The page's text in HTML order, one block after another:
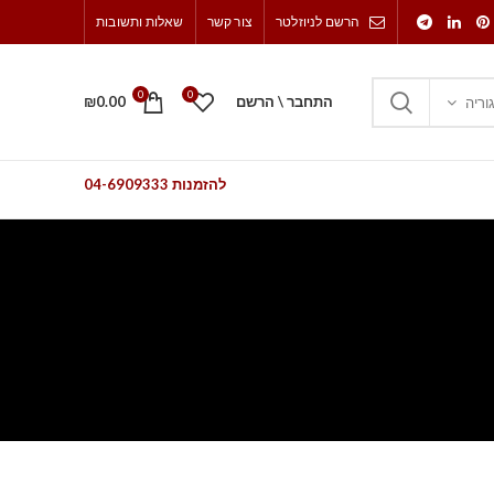
הרשם לניוזלטר צור קשר שאלות ותשובות
התחבר \ הרשם 0
0
₪0.00
להזמנות 04-6909333